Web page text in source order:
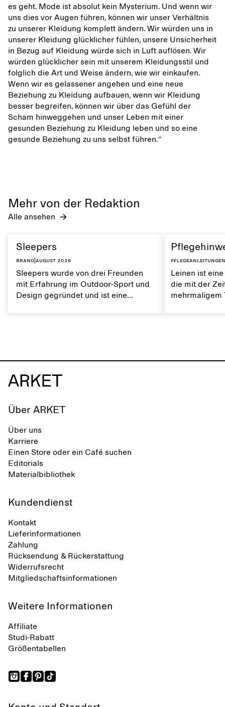
es geht. Mode ist absolut kein Mysterium. Und wenn wir
uns dies vor Augen führen, können wir unser Verhältnis
zu unserer Kleidung komplett ändern. Wir würden uns in
unserer Kleidung glücklicher fühlen, unsere Unsicherheit
in Bezug auf Kleidung würde sich in Luft auflösen. Wir
würden glücklicher sein mit unserem Kleidungsstil und
folglich die Art und Weise ändern, wie wir einkaufen.
Wenn wir es gelassener angehen und eine neue
Beziehung zu Kleidung aufbauen, wenn wir Kleidung
besser begreifen, können wir über das Gefühl der
Scham hinweggehen und unser Leben mit einer
gesunden Beziehung zu Kleidung leben und so eine
gesunde Beziehung zu uns selbst führen.“
Mehr von der Redaktion
Alle ansehen
Sleepers
Brand August 2026
Sleepers wurde von drei Freunden
mit Erfahrung im Outdoor-Sport und
Design gegründet und ist eine
Flops und zeichnet sich durch klare,
minimalistische Linien, Komfort und
Vielseitigkeit in verschiedenen
Pflegeanleitungen
Leinen ist
die mit der
mehrmaligem
Über ARKET
Über uns
Karriere
Einen Store oder ein Café suchen
Editorials
Materialbibliothek
Kundendienst
Kontakt
Lieferinformationen
Zahlung
Rücksendung & Rückerstattung
Widerrufsrecht
Mitgliedschaftsinformationen
Weitere Informationen
Affiliate
Studi-Rabatt
Größentabellen